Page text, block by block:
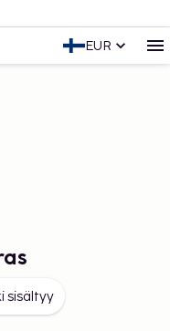
EUR
sisältyy